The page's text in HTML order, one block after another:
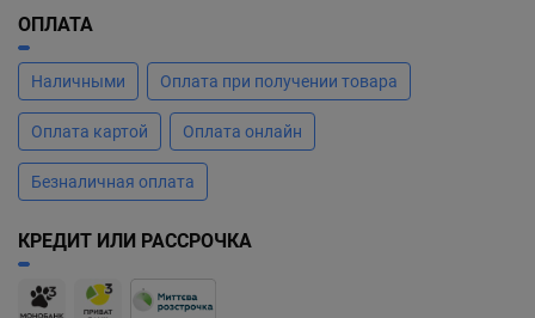
ОПЛАТА
Наличными Оплата при получении товара
Оплата картой Оплата онлайн
Безналичная оплата
КРЕДИТ ИЛИ РАССРОЧКА